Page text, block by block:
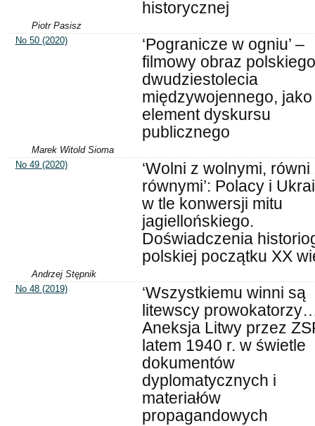
historycznej
Piotr Pasisz
No 50 (2020)
‘Pogranicze w ogniu’ –
filmowy obraz polskiego
dwudziestolecia
międzywojennego, jako
element dyskursu
publicznego
Marek Witold Sioma
No 49 (2020)
‘Wolni z wolnymi, równi
równymi’: Polacy i
w tle konwersji mitu
jagiellońskiego.
Doświadczenia
polskiej początku XX
Andrzej Stępnik
No 48 (2019)
‘Wszystkiemu winni są
litewscy
Aneksja Litwy przez
latem 1940 r. w świetle
dokumentów
dyplomatycznych i
materiałów
propagandowych